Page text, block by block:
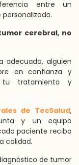
entre un
cerebral, no
adecuado, alguien
en confianza y
tratamiento y
de TecSalud,
y un equipo
paciente reciba
calidad.
de tumor